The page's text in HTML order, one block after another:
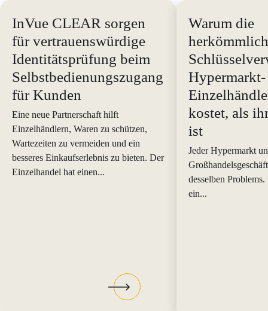
InVue CLEAR sorgen
für vertrauenswürdige
Identitätsprüfung beim
Selbstbedienungszugang
für Kunden
Eine neue Partnerschaft hilft
Einzelhändlern, Waren zu schützen,
Wartezeiten zu vermeiden und ein
besseres Einkaufserlebnis zu bieten. Der
Einzelhandel hat einen...
Warum die
Hypermarkt-
kostet, als
ist
Jeder Hypermarkt
desselben
ein...